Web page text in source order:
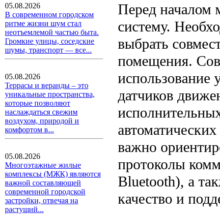
05.08.2026
В современном городском
ритме жизни шум стал
неотъемлемой частью быта.
Громкие улицы, соседские
шумы, транспорт — все...
05.08.2026
Террасы и веранды – это
уникальные пространства,
которые позволяют
наслаждаться свежим
воздухом, природой и
комфортом в...
05.08.2026
Многоэтажные жилые
комплексы (МЖК) являются
важной составляющей
современной городской
застройки, отвечая на
растущий...
Перед началом
систему.
выбрать
помещения.
использование
датчиков
важно
протоколы
Bluetooth), а
качество и